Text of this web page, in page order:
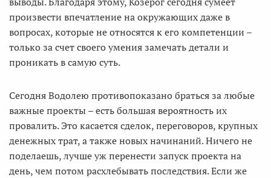
произвести впечатление на окружающих даже в
вопросах, которые не относятся к его компетенции –
только за счет своего умения замечать детали и
проникать в самую суть.
Сегодня Водолею противопоказано браться за любые
важные проекты – есть большая вероятность их
провалить. Это касается сделок, переговоров, крупных
денежных трат, а также новых начинаний. Ничего не
поделаешь, лучше уж перенести запуск проекта на
день, чем потом расхлебывать последствия. Если же